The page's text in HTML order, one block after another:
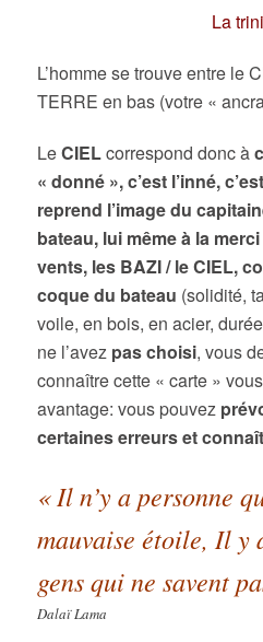
La
L’homme se trouve entre le
TERRE en bas (votre «
LeCIELcorrespond donc à
« donné », c’est l’inné,
reprend l’image du
bateau, lui même à la
vents, les BAZI / le CIEL,
coque du bateau (solidité,
voile, en bois, en acier,
ne l’avez pas choisi, vous
connaître cette « carte »
avantage: vous pouvez
certaines erreurs et
« Il n’y a personne
mauvaise étoile, Il y
gens qui ne savent
Dalaï Lama